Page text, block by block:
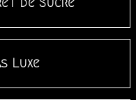
de Sucre
Luxe